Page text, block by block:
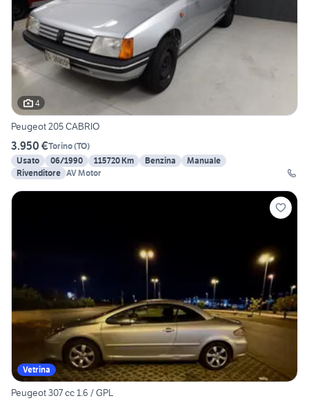
4
Peugeot 205 CABRIO
3.950 €Torino(TO)
Usato
06/1990 115720 Km Benzina
Manuale
Rivenditore AV Motor
Vetrina
Peugeot 307 cc 1.6 / GPL